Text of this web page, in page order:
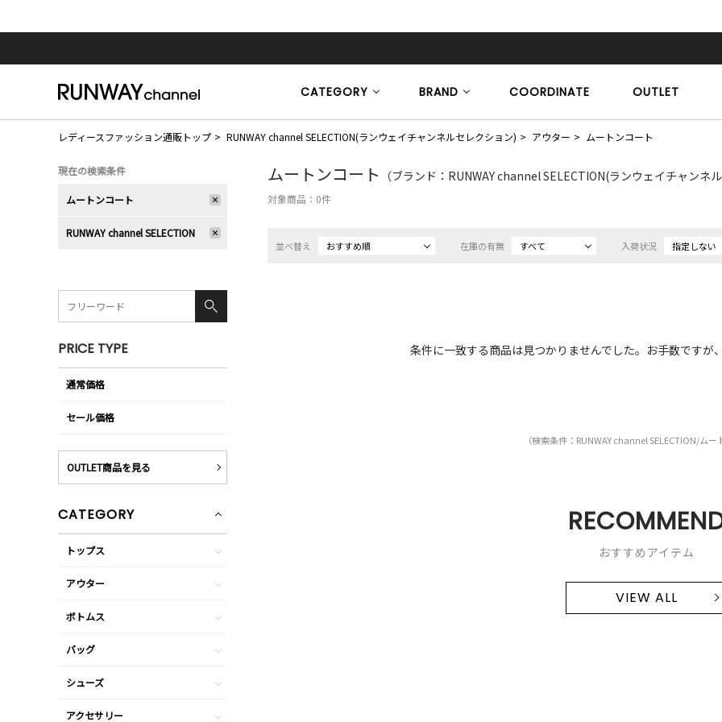
CATEGORY BRAND COORDINATE OUTLET
レディースファッション通販トップ RUNWAY channel SELECTION(ランウェイチャンネルセレクション) アウター ムートンコート
ムートンコート （ブランド：RUNWAY channel SELECTION(ランウェイチャンネ
対象商品： 0件
並べ替え おすすめ順 在庫の有無 すべて 入荷状況 指定しない
条件に一致する商品は見つかりませんでした。お手数ですが
（検索条件：RUNWAY channel SELECTION/ムー
おすすめアイテム
VIEW ALL
現在の検索条件
ムートンコート
RUNWAY channel SELECTION
PRICE TYPE
通常価格
セール価格
OUTLET商品を見る
CATEGORY
トップス
アウター
ボトムス
バッグ
シューズ
アクセサリー